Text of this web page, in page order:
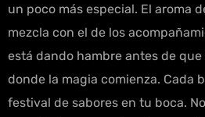
un poco más especial. El aroma
mezcla con el de los
está dando hambre antes de
donde la magia comienza. Cada
festival de sabores en tu boca.